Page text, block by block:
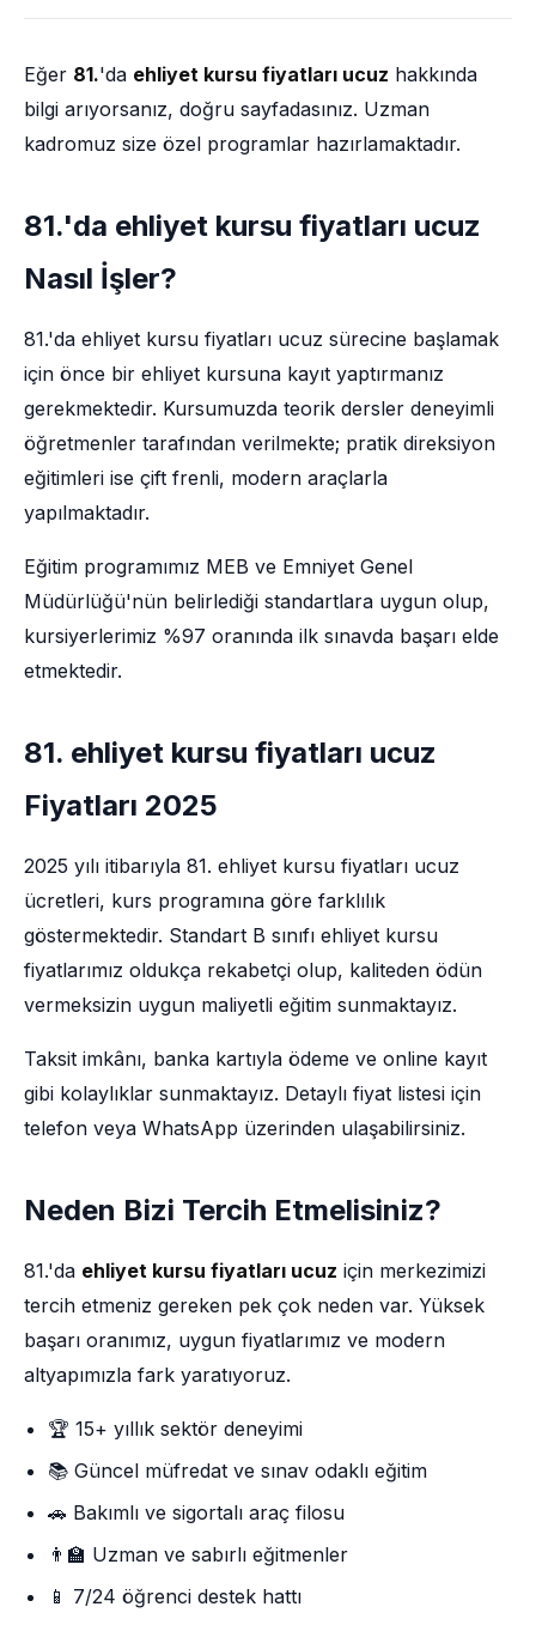
Eğer 81.'da ehliyet kursu fiyatları ucuz hakkında
bilgi arıyorsanız, doğru sayfadasınız. Uzman
kadromuz size özel programlar hazırlamaktadır.
81.'da ehliyet kursu fiyatları ucuz
Nasıl İşler?
81.'da ehliyet kursu fiyatları ucuz sürecine başlamak
için önce bir ehliyet kursuna kayıt yaptırmanız
gerekmektedir. Kursumuzda teorik dersler deneyimli
öğretmenler tarafından verilmekte; pratik direksiyon
eğitimleri ise çift frenli, modern araçlarla
yapılmaktadır.
Eğitim programımız MEB ve Emniyet Genel
Müdürlüğü'nün belirlediği standartlara uygun olup,
kursiyerlerimiz %97 oranında ilk sınavda başarı elde
etmektedir.
81. ehliyet kursu fiyatları ucuz
Fiyatları 2025
2025 yılı itibarıyla 81. ehliyet kursu fiyatları ucuz
ücretleri, kurs programına göre farklılık
göstermektedir. Standart B sınıfı ehliyet kursu
fiyatlarımız oldukça rekabetçi olup, kaliteden ödün
vermeksizin uygun maliyetli eğitim sunmaktayız.
Taksit imkânı, banka kartıyla ödeme ve online kayıt
gibi kolaylıklar sunmaktayız. Detaylı fiyat listesi için
telefon veya WhatsApp üzerinden ulaşabilirsiniz.
Neden Bizi Tercih Etmelisiniz?
81.'da ehliyet kursu fiyatları ucuz için merkezimizi
tercih etmeniz gereken pek çok neden var. Yüksek
başarı oranımız, uygun fiyatlarımız ve modern
altyapımızla fark yaratıyoruz.
🏆 15+ yıllık sektör deneyimi
📚 Güncel müfredat ve sınav odaklı eğitim
🚗 Bakımlı ve sigortalı araç filosu
👨‍🏫 Uzman ve sabırlı eğitmenler
📱 7/24 öğrenci destek hattı